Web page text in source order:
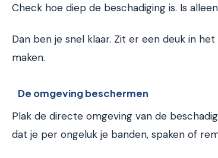
Check hoe diep de beschadiging is. Is
Dan ben je snel klaar. Zit er een deuk in
maken.
De omgeving beschermen
Plak de directe omgeving van de
dat je per ongeluk je banden, spaken of